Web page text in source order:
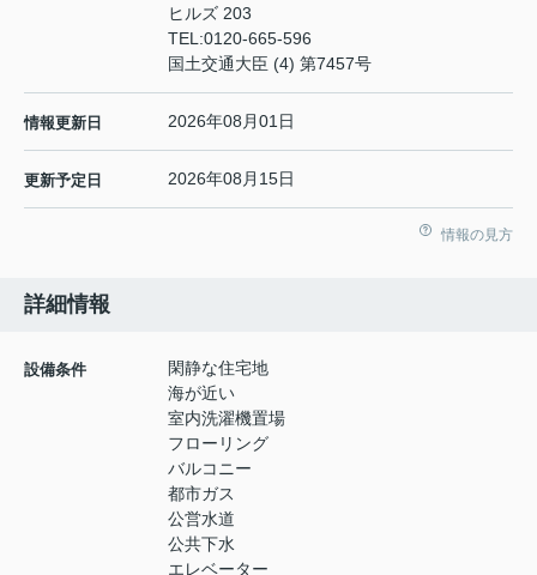
ヒルズ 203
TEL:0120-665-596
国土交通大臣 (4) 第7457号
情報更新日 2026年08月01日
更新予定日 2026年08月15日
情報の見方
詳細情報
設備条件
閑静な住宅地
海が近い
室内洗濯機置場
フローリング
バルコニー
都市ガス
公営水道
公共下水
エレベーター